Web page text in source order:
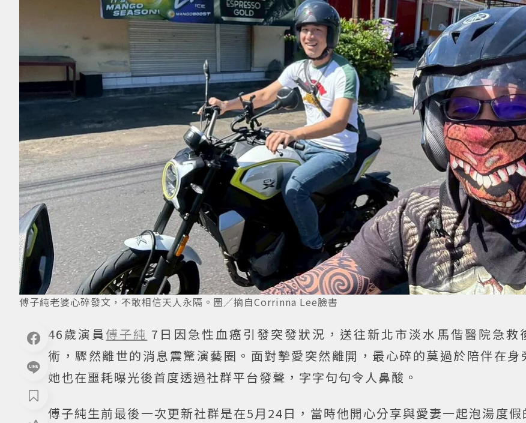
傅子純老婆心碎發文，不敢相信天人永隔。圖／摘自Corrinna Lee臉書
46歲演員傅子純 7日因急性血癌引發突發狀況，送往新北市淡水馬偕醫院急救
術，驟然離世的消息震驚演藝圈。面對摯愛突然離開，最心碎的莫過於陪伴在身
她也在噩耗曝光後首度透過社群平台發聲，字字句句令人鼻酸。
傅子純生前最後一次更新社群是在5月24日，當時他開心分享與愛妻一起泡湯度假